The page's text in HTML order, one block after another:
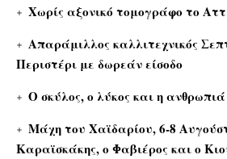
Χωρίς αξονικό τομογράφο το
Απαράμιλλος καλλιτεχνικός
Περιστέρι με δωρεάν είσοδο
Ο σκύλος, ο λύκος και η ανθρωπιά
Μάχη του Χαϊδαρίου, 6-8
Καραϊσκάκης, ο Φαβιέρος και ο